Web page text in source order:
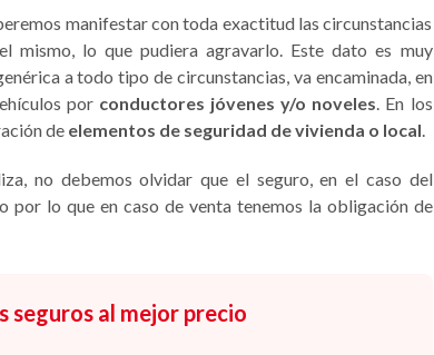
manifestar con toda exactitud las circunstancias
mismo, lo que pudiera agravarlo. Este dato es muy
a todo tipo de circunstancias, va encaminada, en
por conductores jóvenes y/o noveles. En los
de elementos de seguridad de vivienda o local.
no debemos olvidar que el seguro, en el caso del
lo que en caso de venta tenemos la obligación de
seguros al mejor precio